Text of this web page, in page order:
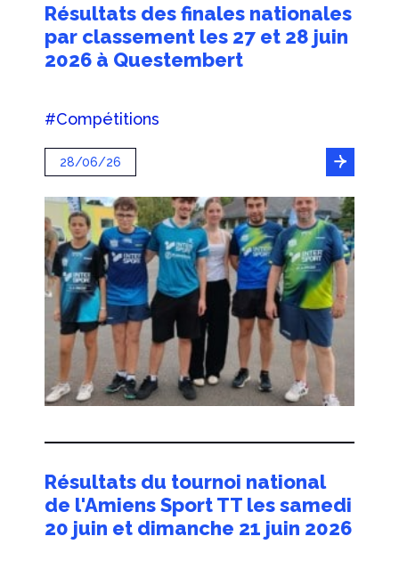
Résultats des finales nationales
par classement les 27 et 28 juin
2026 à Questembert
#Compétitions
28/06/26
Résultats du tournoi national
de l'Amiens Sport TT les samedi
20 juin et dimanche 21 juin 2026